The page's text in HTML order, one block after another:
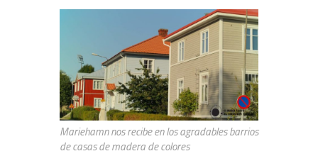
Mariehamn nos recibe en los agradables barrios
de casas de madera de colores